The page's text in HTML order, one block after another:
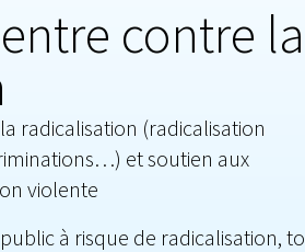
contre la
radicalisation (radicalisation
et soutien aux
violente
à risque de radicalisation,